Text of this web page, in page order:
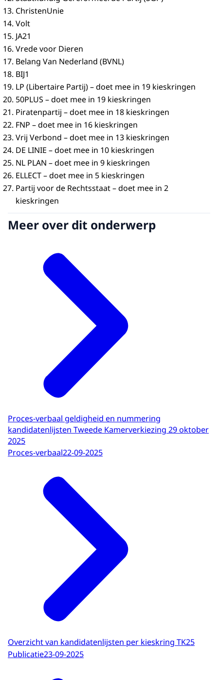
ChristenUnie
Volt
JA21
Vrede voor Dieren
Belang Van Nederland (BVNL)
BIJ1
LP (Libertaire Partij) – doet mee in 19 kieskringen
50PLUS – doet mee in 19 kieskringen
Piratenpartij – doet mee in 18 kieskringen
FNP – doet mee in 16 kieskringen
Vrij Verbond – doet mee in 13 kieskringen
DE LINIE – doet mee in 10 kieskringen
NL PLAN – doet mee in 9 kieskringen
ELLECT – doet mee in 5 kieskringen
Partij voor de Rechtsstaat – doet mee in 2
kieskringen
Meer over dit onderwerp
Proces-verbaal geldigheid en nummering
kandidatenlijsten Tweede Kamerverkiezing 29 oktober
2025
Proces-verbaal22-09-2025
Overzicht van kandidatenlijsten per kieskring TK25
Publicatie23-09-2025